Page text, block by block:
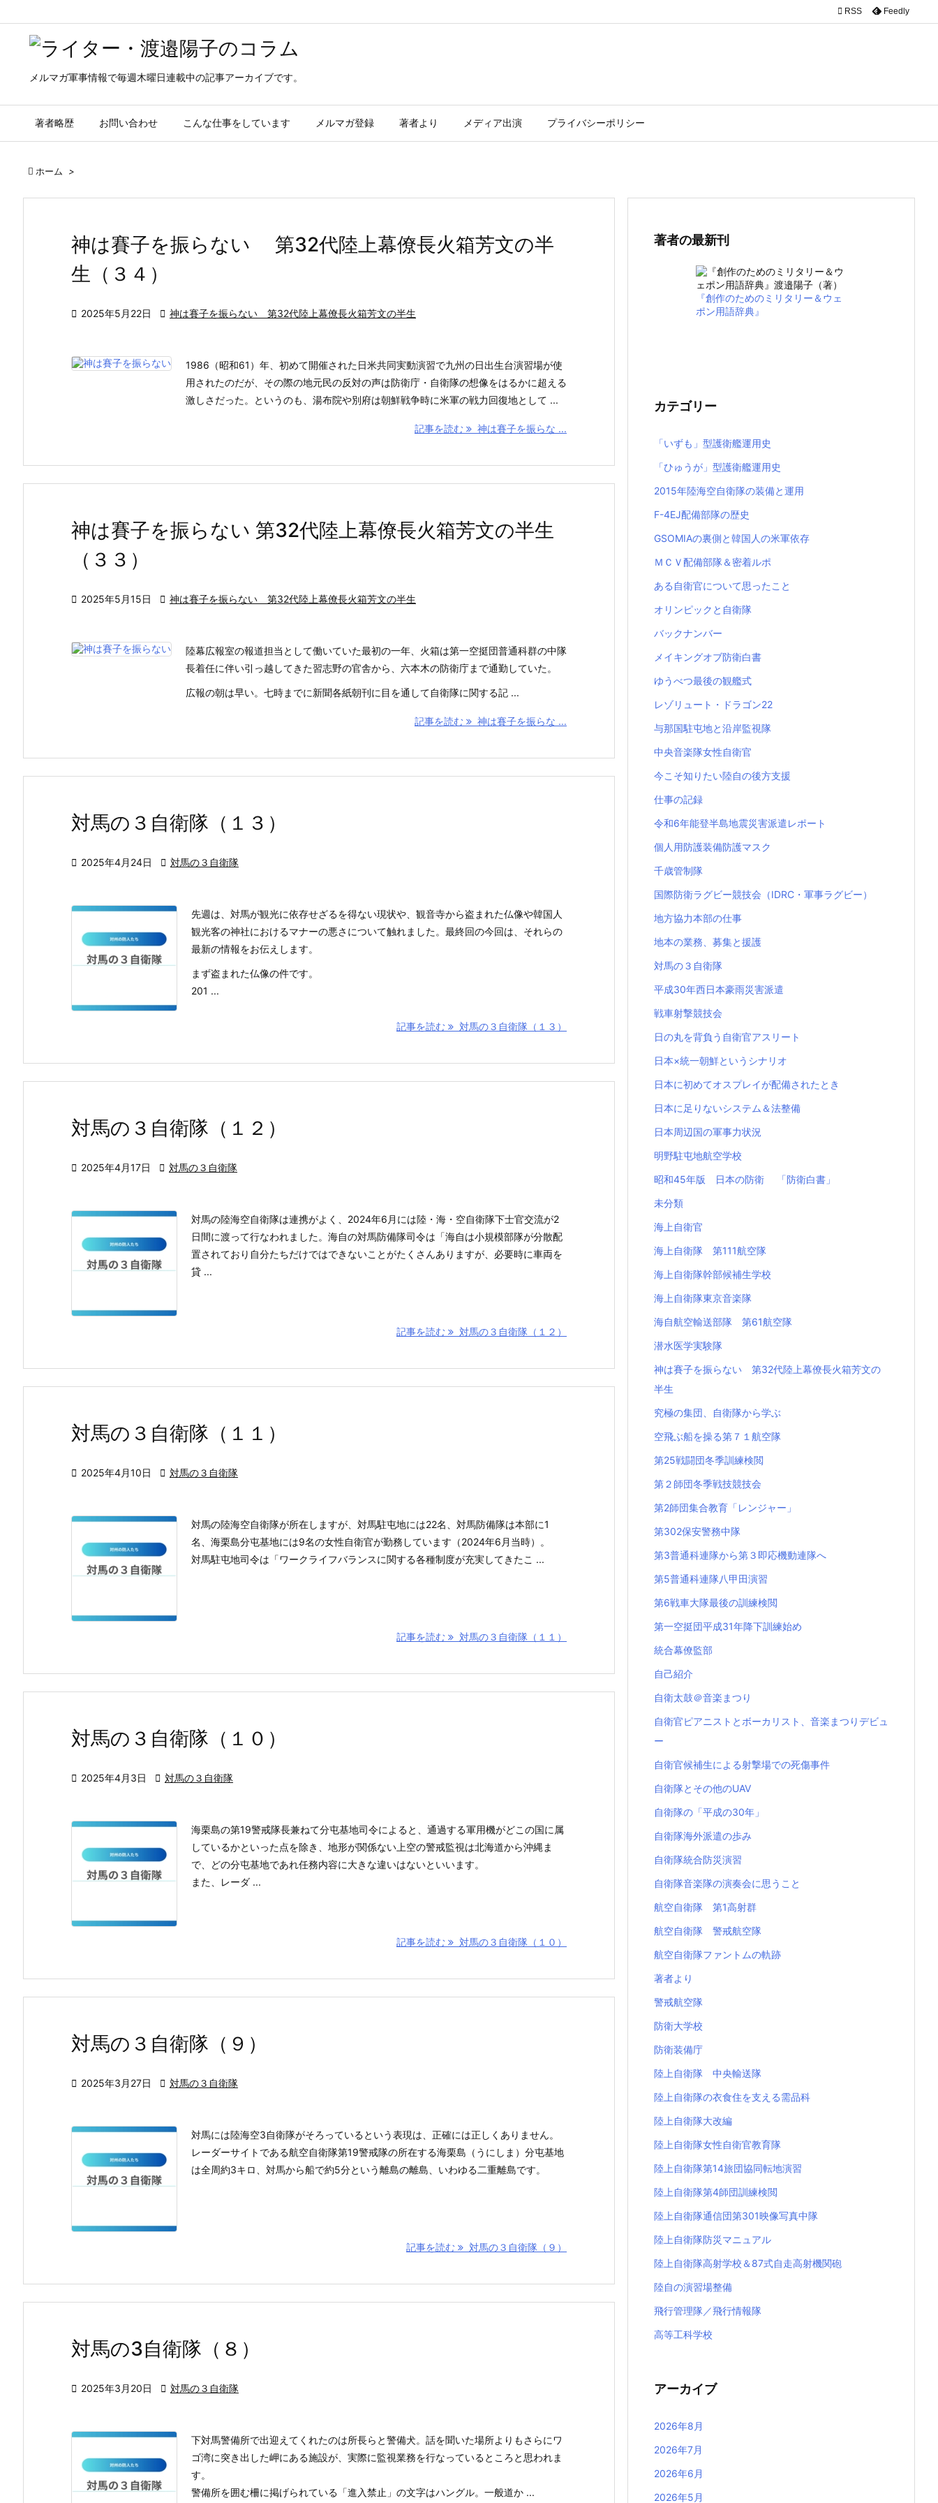
メルマガ軍事情報で毎週木曜日連載中の記事アーカイブです。
著者略歴 お問い合わせ こんな仕事をしています メルマガ登録 著者より メディア出演 プライバシーポリシー
 RSS Feedly
 ホーム >
神は賽子を振らない 第32代陸上幕僚長火箱芳文の半
生（３４）
 2025年5月22日  神は賽子を振らない 第32代陸上幕僚長火箱芳文の半生
1986（昭和61）年、初めて開催された日米共同実動演習で九州の日出生台演習場が使
用されたのだが、その際の地元民の反対の声は防衛庁・自衛隊の想像をはるかに超える
激しさだった。というのも、湯布院や別府は朝鮮戦争時に米軍の戦力回復地として ...
記事を読む 神は賽子を振らな ...
神は賽子を振らない 第32代陸上幕僚長火箱芳文の半生
（３３）
 2025年5月15日  神は賽子を振らない 第32代陸上幕僚長火箱芳文の半生
陸幕広報室の報道担当として働いていた最初の一年、火箱は第一空挺団普通科群の中隊
長着任に伴い引っ越してきた習志野の官舎から、六本木の防衛庁まで通勤していた。
広報の朝は早い。七時までに新聞各紙朝刊に目を通して自衛隊に関する記 ...
記事を読む 神は賽子を振らな ...
対馬の３自衛隊（１３）
 2025年4月24日  対馬の３自衛隊
先週は、対馬が観光に依存せざるを得ない現状や、観音寺から盗まれた仏像や韓国人
観光客の神社におけるマナーの悪さについて触れました。最終回の今回は、それらの
最新の情報をお伝えします。
まず盗まれた仏像の件です。
201 ...
記事を読む 対馬の３自衛隊（１３）
対馬の３自衛隊（１２）
 2025年4月17日  対馬の３自衛隊
対馬の陸海空自衛隊は連携がよく、2024年6月には陸・海・空自衛隊下士官交流が2
日間に渡って行なわれました。海自の対馬防備隊司令は「海自は小規模部隊が分散配
置されており自分たちだけではできないことがたくさんありますが、必要時に車両を
貸 ...
記事を読む 対馬の３自衛隊（１２）
対馬の３自衛隊（１１）
 2025年4月10日  対馬の３自衛隊
対馬の陸海空自衛隊が所在しますが、対馬駐屯地には22名、対馬防備隊は本部に1
名、海栗島分屯基地には9名の女性自衛官が勤務しています（2024年6月当時）。
対馬駐屯地司令は「ワークライフバランスに関する各種制度が充実してきたこ ...
記事を読む 対馬の３自衛隊（１１）
対馬の３自衛隊（１０）
 2025年4月3日  対馬の３自衛隊
海栗島の第19警戒隊長兼ねて分屯基地司令によると、通過する軍用機がどこの国に属
しているかといった点を除き、地形が関係ない上空の警戒監視は北海道から沖縄ま
で、どの分屯基地であれ任務内容に大きな違いはないといいます。
また、レーダ ...
記事を読む 対馬の３自衛隊（１０）
対馬の３自衛隊（９）
 2025年3月27日  対馬の３自衛隊
対馬には陸海空3自衛隊がそろっているという表現は、正確には正しくありません。
レーダーサイトである航空自衛隊第19警戒隊の所在する海栗島（うにしま）分屯基地
は全周約3キロ、対馬から船で約5分という離島の離島、いわゆる二重離島です。
記事を読む 対馬の３自衛隊（９）
対馬の3自衛隊（８）
 2025年3月20日  対馬の３自衛隊
下対馬警備所で出迎えてくれたのは所長らと警備犬。話を聞いた場所よりもさらにワ
ゴ湾に突き出した岬にある施設が、実際に監視業務を行なっているところと思われま
す。
警備所を囲む柵に掲げられている「進入禁止」の文字はハングル。一般道か ...
著者の最新刊
『創作のためのミリタリー＆ウェ
ポン用語辞典』
カテゴリー
「いずも」型護衛艦運用史
「ひゅうが」型護衛艦運用史
2015年陸海空自衛隊の装備と運用
F-4EJ配備部隊の歴史
GSOMIAの裏側と韓国人の米軍依存
ＭＣＶ配備部隊＆密着ルポ
ある自衛官について思ったこと
オリンピックと自衛隊
バックナンバー
メイキングオブ防衛白書
ゆうべつ最後の観艦式
レゾリュート・ドラゴン22
与那国駐屯地と沿岸監視隊
中央音楽隊女性自衛官
今こそ知りたい陸自の後方支援
仕事の記録
令和6年能登半島地震災害派遣レポート
個人用防護装備防護マスク
千歳管制隊
国際防衛ラグビー競技会（IDRC・軍事ラグビー）
地方協力本部の仕事
地本の業務、募集と援護
対馬の３自衛隊
平成30年西日本豪雨災害派遣
戦車射撃競技会
日の丸を背負う自衛官アスリート
日本×統一朝鮮というシナリオ
日本に初めてオスプレイが配備されたとき
日本に足りないシステム＆法整備
日本周辺国の軍事力状況
明野駐屯地航空学校
昭和45年版 日本の防衛 「防衛白書」
未分類
海上自衛官
海上自衛隊 第111航空隊
海上自衛隊幹部候補生学校
海上自衛隊東京音楽隊
海自航空輸送部隊 第61航空隊
潜水医学実験隊
神は賽子を振らない 第32代陸上幕僚長火箱芳文の
半生
究極の集団、自衛隊から学ぶ
空飛ぶ船を操る第７１航空隊
第25戦闘団冬季訓練検閲
第２師団冬季戦技競技会
第2師団集合教育「レンジャー」
第302保安警務中隊
第3普通科連隊から第３即応機動連隊へ
第5普通科連隊八甲田演習
第6戦車大隊最後の訓練検閲
第一空挺団平成31年降下訓練始め
統合幕僚監部
自己紹介
自衛太鼓＠音楽まつり
自衛官ピアニストとボーカリスト、音楽まつりデビュ
ー
自衛官候補生による射撃場での死傷事件
自衛隊とその他のUAV
自衛隊の「平成の30年」
自衛隊海外派遣の歩み
自衛隊統合防災演習
自衛隊音楽隊の演奏会に思うこと
航空自衛隊 第1高射群
航空自衛隊 警戒航空隊
航空自衛隊ファントムの軌跡
著者より
警戒航空隊
防衛大学校
防衛装備庁
陸上自衛隊 中央輸送隊
陸上自衛隊の衣食住を支える需品科
陸上自衛隊大改編
陸上自衛隊女性自衛官教育隊
陸上自衛隊第14旅団協同転地演習
陸上自衛隊第4師団訓練検閲
陸上自衛隊通信団第301映像写真中隊
陸上自衛隊防災マニュアル
陸上自衛隊高射学校＆87式自走高射機関砲
陸自の演習場整備
飛行管理隊／飛行情報隊
高等工科学校
アーカイブ
2026年8月
2026年7月
2026年6月
2026年5月